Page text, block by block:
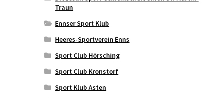
Traun
Ennser Sport Klub
Heeres-Sportverein Enns
Sport Club Hörsching
Sport Club Kronstorf
Sport Klub Asten